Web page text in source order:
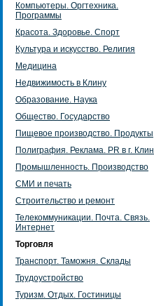
Компьютеры. Оргтехника.
Программы
Красота. Здоровье. Спорт
Культура и искусство. Религия
Медицина
Недвижимость в Клину
Образование. Наука
Общество. Государство
Пищевое производство. Продукты
Полиграфия. Реклама. PR в г. Клин
Промышленность. Производство
СМИ и печать
Строительство и ремонт
Телекоммуникации. Почта. Связь.
Интернет
Торговля
Транспорт. Таможня. Склады
Трудоустройство
Туризм. Отдых. Гостиницы